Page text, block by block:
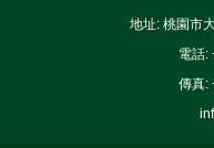
地址: 桃園市
電話:
傳真: